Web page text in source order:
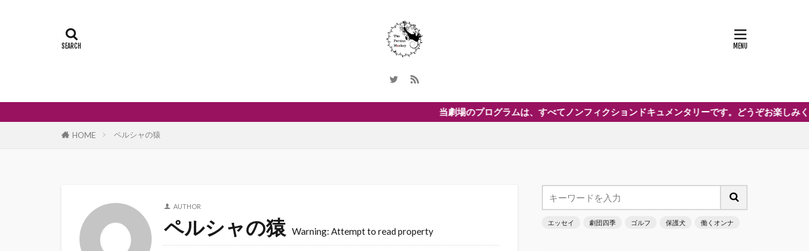
当劇場のプログラムは、すべてノンフィクションドキュメンタリーです。どうぞお楽しみください
HOME ペルシャの猿
AUTHOR
ペルシャの猿 Warning: Attempt to read property
エッセイ 劇団四季 ゴルフ 保護犬 働くオンナ